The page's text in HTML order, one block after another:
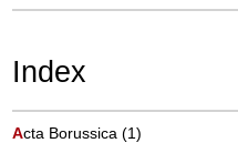
Index
Acta Borussica(1)